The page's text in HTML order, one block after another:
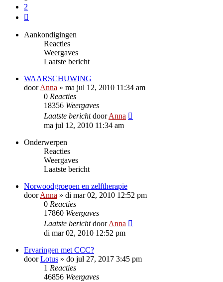
2
Aankondigingen
Reacties
Weergaves
Laatste bericht
WAARSCHUWING
doorAnna » ma jul 12, 2010 11:34 am
0 Reacties
18356 Weergaves
Laatste berichtdoorAnna
ma jul 12, 2010 11:34 am
Onderwerpen
Reacties
Weergaves
Laatste bericht
Norwoodgroepen en zelftherapie
doorAnna » di mar 02, 2010 12:52 pm
0 Reacties
17860 Weergaves
Laatste berichtdoorAnna
di mar 02, 2010 12:52 pm
Ervaringen met CCC?
doorLotus » do jul 27, 2017 3:45 pm
1 Reacties
46856 Weergaves